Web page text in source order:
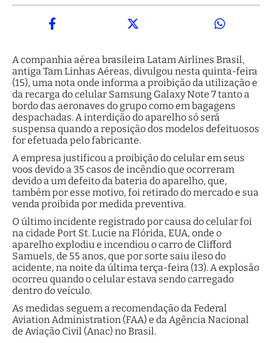
A companhia aérea brasileira Latam Airlines Brasil,
antiga Tam Linhas Aéreas, divulgou nesta quinta-feira
(15), uma nota onde informa a proibição da utilização e
da recarga do celular Samsung Galaxy Note 7 tanto a
bordo das aeronaves do grupo como em bagagens
despachadas. A interdição do aparelho só será
suspensa quando a reposição dos modelos defeituosos
for efetuada pelo fabricante.
A empresa justificou a proibição do celular em seus
voos devido a 35 casos de incêndio que ocorreram
devido a um defeito da bateria do aparelho, que,
também por esse motivo, foi retirado do mercado e sua
venda proibida por medida preventiva.
O último incidente registrado por causa do celular foi
na cidade Port St. Lucie na Flórida, EUA, onde o
aparelho explodiu e incendiou o carro de Clifford
Samuels, de 55 anos, que por sorte saiu ileso do
acidente, na noite da última terça-feira (13). A explosão
ocorreu quando o celular estava sendo carregado
dentro do veículo.
As medidas seguem a recomendação da Federal
Aviation Administration (FAA) e da Agência Nacional
de Aviação Civil (Anac) no Brasil.